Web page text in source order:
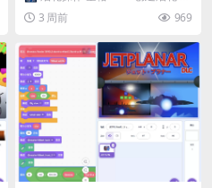
~ 3 —— 切换烟花类型 普通烟花
嘶...3 周前 969